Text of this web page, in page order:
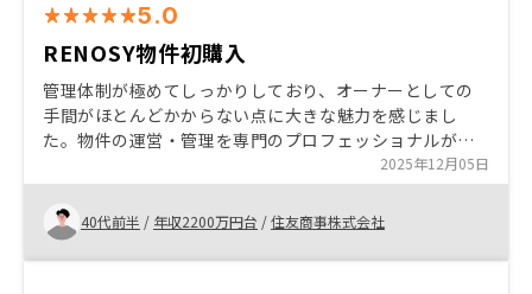
5.0
RENOSY物件初購入
管理体制が極めてしっかりしており、オーナーとしての
手間がほとんどかからない点に大きな魅力を感じまし
た。物件の運営・管理を専門のプロフェッショナルが一
括して対応してくれるため、日々の煩雑な手続きや入居
者対応などに時間を割く必要がなく、本業に専念しなが
ら安定的な資産運用が実現できると感じました。特に、
管理会社の透明性の高い報告体制や迅速なトラブル対応
は、安心して長期保有を続けられる大きな要素です。さ
2025年12月05日
40代前半 / 年収2200万円台 /住友商事株式会社